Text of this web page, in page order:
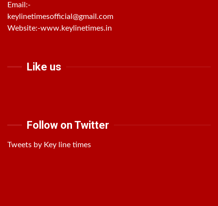
Email:-
keylinetimesofficial@gmail.com
Website:-www.keylinetimes.in
Like us
Follow on Twitter
Tweets by Key line times